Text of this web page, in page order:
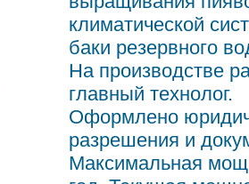
климатической
баки резервного
На производстве
главный технолог.
Оформлено
разрешения и
Максимальная